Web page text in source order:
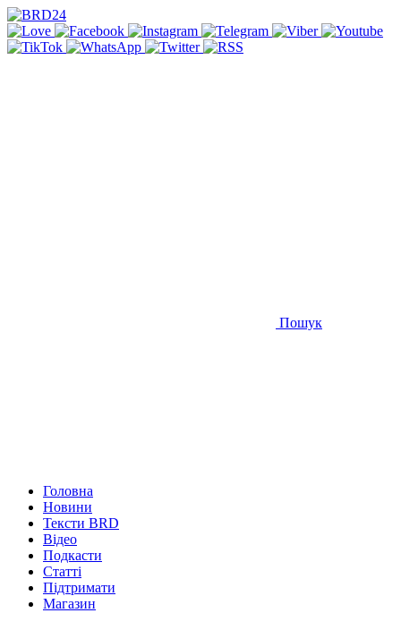
Пошук
Головна
Новини
Тексти BRD
Відео
Подкасти
Статті
Підтримати
Магазин